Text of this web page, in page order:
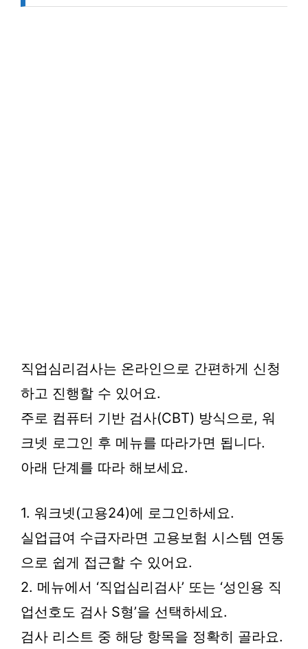
직업심리검사는 온라인으로 간편하게 신청
하고 진행할 수 있어요.
주로 컴퓨터 기반 검사(CBT) 방식으로, 워
크넷 로그인 후 메뉴를 따라가면 됩니다.
아래 단계를 따라 해보세요.
1. 워크넷(고용24)에 로그인하세요.
실업급여 수급자라면 고용보험 시스템 연동
으로 쉽게 접근할 수 있어요.
2. 메뉴에서 ‘직업심리검사’ 또는 ‘성인용 직
업선호도 검사 S형’을 선택하세요.
검사 리스트 중 해당 항목을 정확히 골라요.